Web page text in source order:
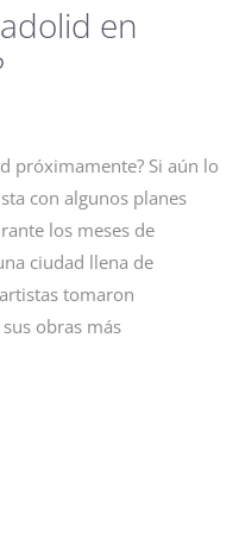
en
próximamente? Si aún lo
con algunos planes
los meses de
ciudad llena de
tomaron
obras más